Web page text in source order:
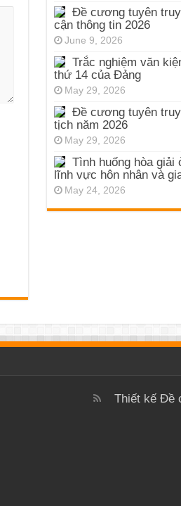
Đề cương tuyên
cận thông tin 2026
June 9, 2026
Trắc nghiệm văn
thứ 14 của Đảng
May 29, 2026
Đề cương tuyên
tịch năm 2026
May 29, 2026
Tình huống hòa
lĩnh vực hôn nhân và
May 24, 2026
Thiết kế Đề